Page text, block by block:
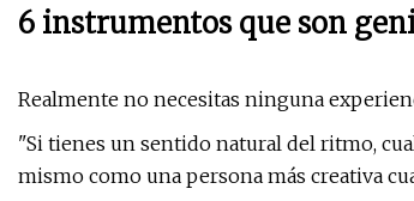
6 instrumentos que son
Realmente no necesitas ninguna
"Si tienes un sentido natural del ritmo,
mismo como una persona más creativa